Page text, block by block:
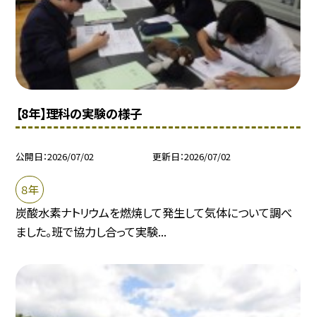
【8年】理科の実験の様子
公開日 2026/07/02 更新日 2026/07/02
８年
炭酸水素ナトリウムを燃焼して発生して気体について調べ
ました。班で協力し合って実験...